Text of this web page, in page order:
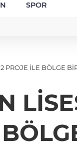
SPOR
PROJE İLE BÖLGE